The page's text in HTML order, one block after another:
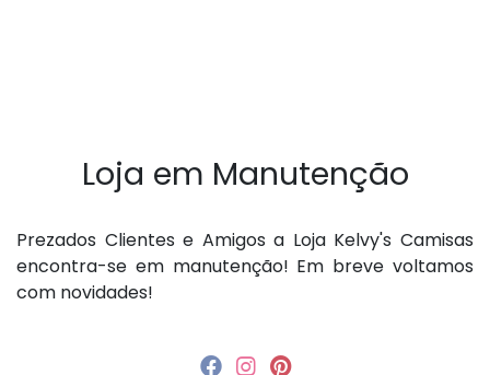
Loja em Manutenção
P rezados Clientes e Amigos a Loja Kelvy's Camisas
encontra-se em manutenção! Em breve voltamos
com novidades!